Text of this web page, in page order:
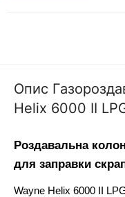
Опис
Helix 6000 II
Роздавальна
для заправки
Wayne Helix 6000 II